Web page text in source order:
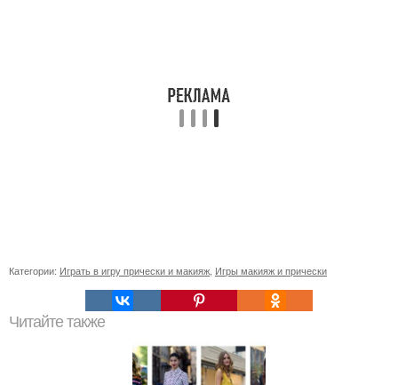
Категории: Играть в игру прически и макияж Игры макияж и прически
Читайте также